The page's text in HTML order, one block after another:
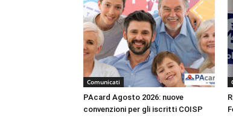
Comunicati
PAcard Agosto 2026: nuove
convenzioni per gli iscritti COISP